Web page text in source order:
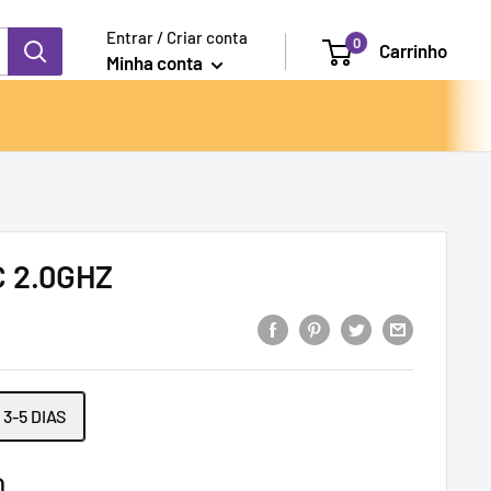
Entrar / Criar conta
Minha conta
0 Carrinho
2.0GHZ
5 DIAS